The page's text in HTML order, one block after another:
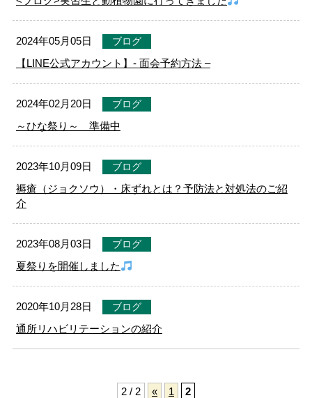
2024年05月05日 ブログ
【LINE公式アカウント】- 面会予約方法 –
2024年02月20日 ブログ
～ひな祭り～ 準備中
2023年10月09日 ブログ
褥瘡（ジョクソウ）・床ずれとは？予防法と対処法のご紹
介
2023年08月03日 ブログ
夏祭りを開催しました
2020年10月28日 ブログ
通所リハビリテーションの紹介
2 / 2 « 1 2